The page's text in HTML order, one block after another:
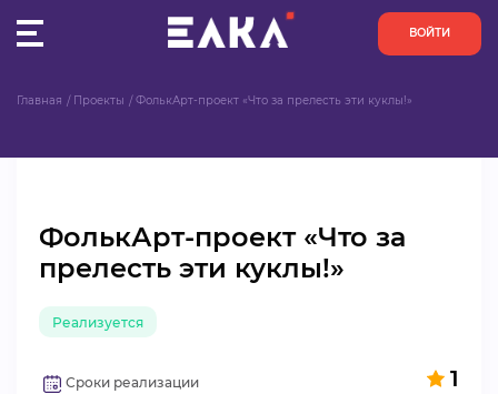
ВОЙТИ
ОРГАНИЗАЦИИ
Главная Проекты ФолькАрт-проект «Что за прелесть эти куклы!»
ФолькАрт-проект «Что за
прелесть эти куклы!»
Реализуется
1
Сроки реализации